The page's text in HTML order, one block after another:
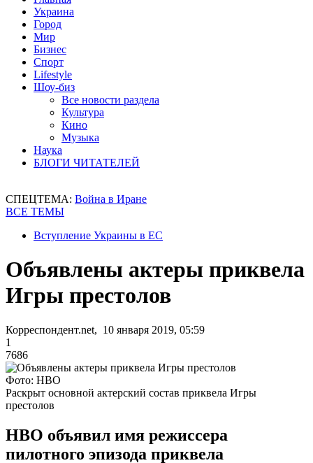
Украина
Город
Мир
Бизнес
Спорт
Lifestyle
Шоу-биз
Все новости раздела
Культура
Кино
Музыка
Наука
БЛОГИ ЧИТАТЕЛЕЙ
СПЕЦТЕМА: Война в Иране
ВСЕ ТЕМЫ
Вступление Украины в ЕС
Объявлены актеры приквела
Игры престолов
Корреспондент.net, 10 января 2019, 05:59
1
7686
Фото: HBO
Раскрыт основной актерский состав приквела Игры
престолов
HBO объявил имя режиссера
пилотного эпизода приквела